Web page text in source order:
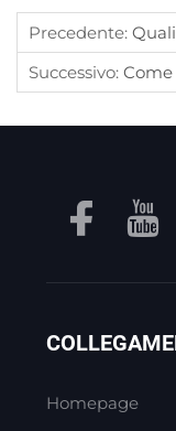
Precedente: Quali
Successivo: Come Scegliere
Homepage